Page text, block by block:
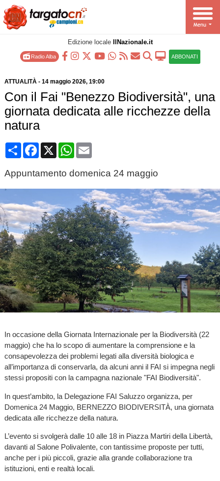
Edizione locale IlNazionale.it
Radio Alba ABBONATI
ATTUALITÀ- 14 maggio 2026, 19:00
Con il Fai "Benezzo Biodiversità", una
giornata dedicata alle ricchezze della
natura
CondividiFacebook
X WhatsApp
Email
Appuntamento domenica 24 maggio
In occasione della Giornata Internazionale per la Biodiversità (22
maggio) che ha lo scopo di aumentare la comprensione e la
consapevolezza dei problemi legati alla diversità biologica e
all’importanza di conservarla, da alcuni anni il FAI si impegna negli
stessi propositi con la campagna nazionale "FAI Biodiversità".
In quest’ambito, la Delegazione FAI Saluzzo organizza, per
Domenica 24 Maggio, BERNEZZO BIODIVERSITÀ, una giornata
dedicata alle ricchezze della natura.
L’evento si svolgerà dalle 10 alle 18 in Piazza Martiri della Libertà,
davanti al Salone Polivalente, con tantissime proposte per tutti,
anche per i più piccoli, grazie alla grande collaborazione tra
istituzioni, enti e realtà locali.